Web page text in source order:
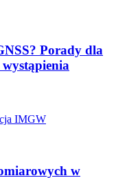
Porady dla
w